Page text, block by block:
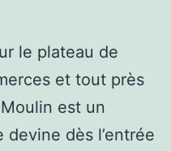
le plateau de
et tout près
est un
dès l’entrée